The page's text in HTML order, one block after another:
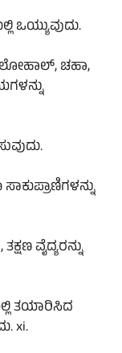
ಒಯ್ಯುವುದು.
ಚಹಾ,
ವೈದ್ಯರನ್ನು
ತಯಾರಿಸಿದ
xi.